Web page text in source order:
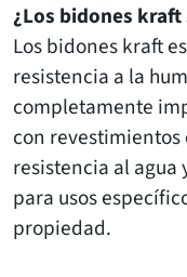
¿Los bidones
Los bidones kraft
resistencia a la
completamente
con
resistencia al
para usos
propiedad.